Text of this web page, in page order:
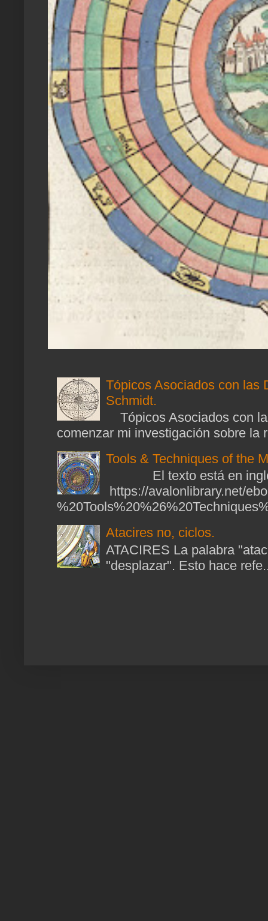
Tópicos Asociados con las
Schmidt.
Tópicos Asociados con
comenzar mi investigación sobre la
Tools & Techniques of the
El texto está en
https://avalonlibrary.net/
Atacires no, ciclos.
ATACIRES La palabra
"desplazar". Esto hace